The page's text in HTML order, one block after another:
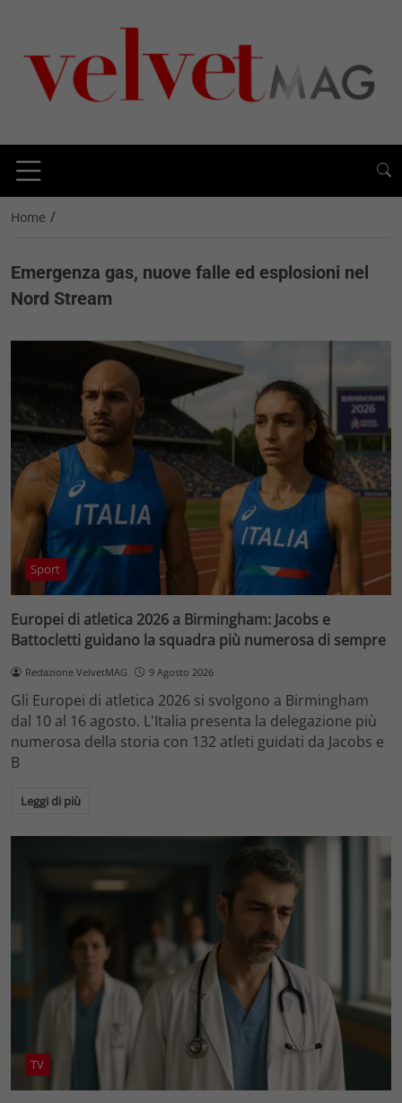
Home /
Emergenza gas, nuove falle ed esplosioni nel
Nord Stream
Sport
Europei di atletica 2026 a Birmingham: Jacobs e
Battocletti guidano la squadra più numerosa di sempre
Redazione VelvetMAG 9 Agosto 2026
Gli Europei di atletica 2026 si svolgono a Birmingham
dal 10 al 16 agosto. L'Italia presenta la delegazione più
numerosa della storia con 132 atleti guidati da Jacobs e
B
Leggi di più
TV